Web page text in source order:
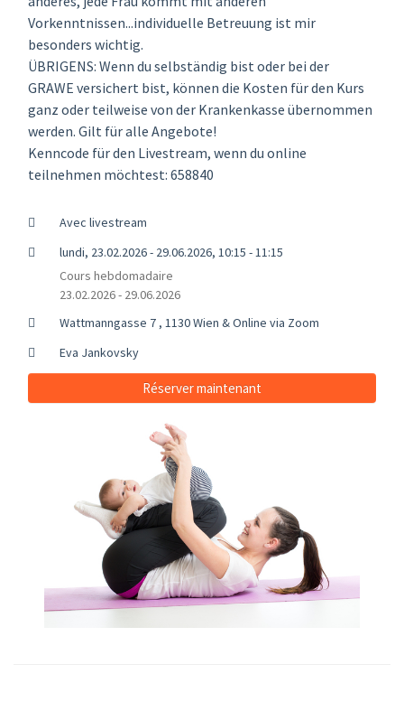
Vorkenntnissen...individuelle Betreuung ist mir
besonders wichtig.
ÜBRIGENS: Wenn du selbständig bist oder bei der
GRAWE versichert bist, können die Kosten für den Kurs
ganz oder teilweise von der Krankenkasse übernommen
werden. Gilt für alle Angebote!
Kenncode für den Livestream, wenn du online
teilnehmen möchtest: 658840
Avec livestream
lundi, 23.02.2026 - 29.06.2026, 10:15 - 11:15
Cours hebdomadaire
23.02.2026 - 29.06.2026
Wattmanngasse 7 , 1130 Wien & Online via Zoom
Eva Jankovsky
Réserver maintenant